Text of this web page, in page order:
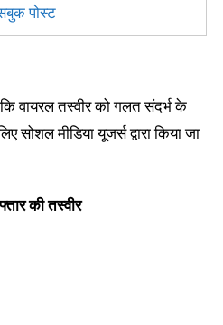
पोस्ट
वायरल तस्वीर को गलत संदर्भ के
सोशल मीडिया यूजर्स द्वारा किया जा
की तस्वीर